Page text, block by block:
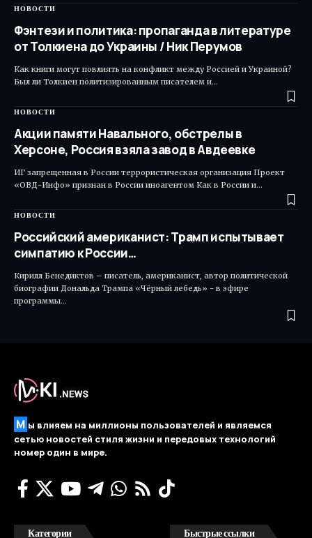
НОВОСТИ
Фэнтези и политика: пропаганда в литературе
от Толкиена до Украины / Ник Перумов
Как книги могут повлиять на конфликт между Россией и Украиной?
Был ли Толкиен политизированным писателем и…
НОВОСТИ
Акции памяти Навального, обстрелы в
Херсоне, Россия взяла завод в Авдеевке
ИГ запрещенная в России террористическая организация Проект
«ОВД-Инфо» признан в России иноагентом Как в России и…
НОВОСТИ
Российский американист: Трамп испытывает
симпатию к России…
Кирилл Бенедиктов – писатель, американист, автор политической
биографии Дональда Трампа «Чёрный лебедь» - в эфире
программы…
М ы влияем на миллионы пользователей и являемся
сетью новостей стиля жизни и передовых технологий
номер один в мире.
Категории Быстрые ссылки